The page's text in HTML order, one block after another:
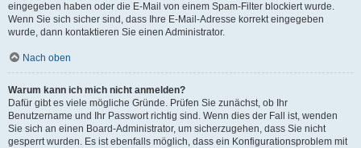
eingegeben haben oder die E-Mail von einem Spam-Filter blockiert wurde.
Wenn Sie sich sicher sind, dass Ihre E-Mail-Adresse korrekt eingegeben
wurde, dann kontaktieren Sie einen Administrator.
Nach oben
Warum kann ich mich nicht anmelden?
Dafür gibt es viele mögliche Gründe. Prüfen Sie zunächst, ob Ihr
Benutzername und Ihr Passwort richtig sind. Wenn dies der Fall ist, wenden
Sie sich an einen Board-Administrator, um sicherzugehen, dass Sie nicht
gesperrt wurden. Es ist ebenfalls möglich, dass ein Konfigurationsproblem mit